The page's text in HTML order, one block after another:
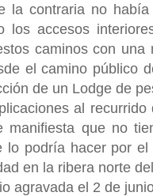
la contraria no había
accesos
caminos con una
el camino público
de un Lodge de
al recurrido
que no
lo podría hacer por
en la ribera norte
agravada el 2 de